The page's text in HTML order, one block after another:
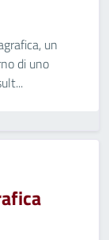
un
di uno